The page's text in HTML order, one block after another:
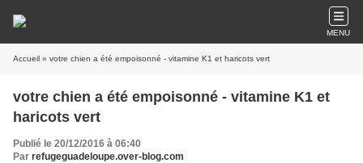
MENU
Accueil » votre chien a été empoisonné - vitamine K1 et haricots vert
votre chien a été empoisonné - vitamine K1 et
haricots vert
Publié le 20/12/2016 à 06:40
Par refugeguadeloupe.over-blog.com